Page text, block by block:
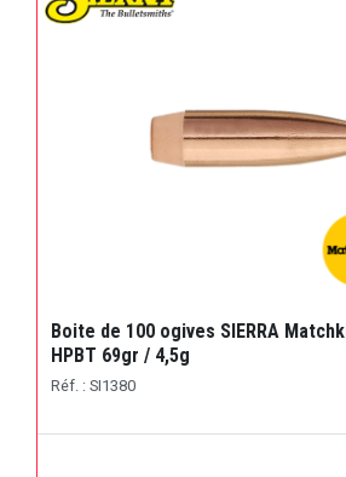
Boite de 100 ogives SIERRA
HPBT 69gr / 4,5g
Réf. : SI1380